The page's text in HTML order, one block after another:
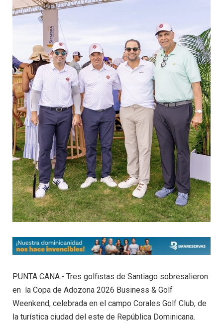
PUNTA CANA.- Tres golfistas de Santiago sobresalieron
en la Copa de Adozona 2026 Business & Golf
Weenkend, celebrada en el campo Corales Golf Club, de
la turística ciudad del este de República Dominicana.